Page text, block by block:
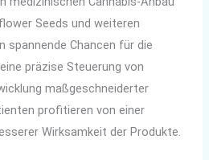
Seeds und weiteren
spannende Chancen für die
präzise Steuerung von
maßgeschneiderter
profitieren von einer
Wirksamkeit der Produkte.